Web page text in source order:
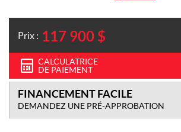
Prix : 117 900 $
CALCULATRICE
DE PAIEMENT
FINANCEMENT FACILE
DEMANDEZ UNE PRÉ-APPROBATION